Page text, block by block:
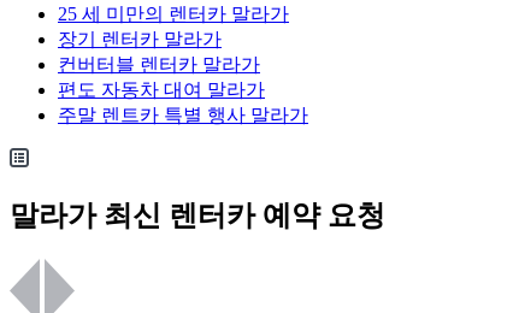
25 세 미만의 렌터카 말라가
장기 렌터카 말라가
컨버터블 렌터카 말라가
편도 자동차 대여 말라가
주말 렌트카 특별 행사 말라가
말라가 최신 렌터카 예약 요청